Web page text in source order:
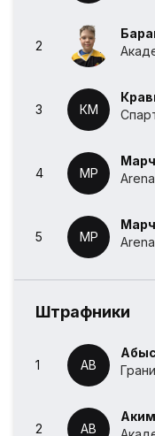
2
3 КМ
4 МР
5 МР
Штрафники
1 АВ
2 АВ